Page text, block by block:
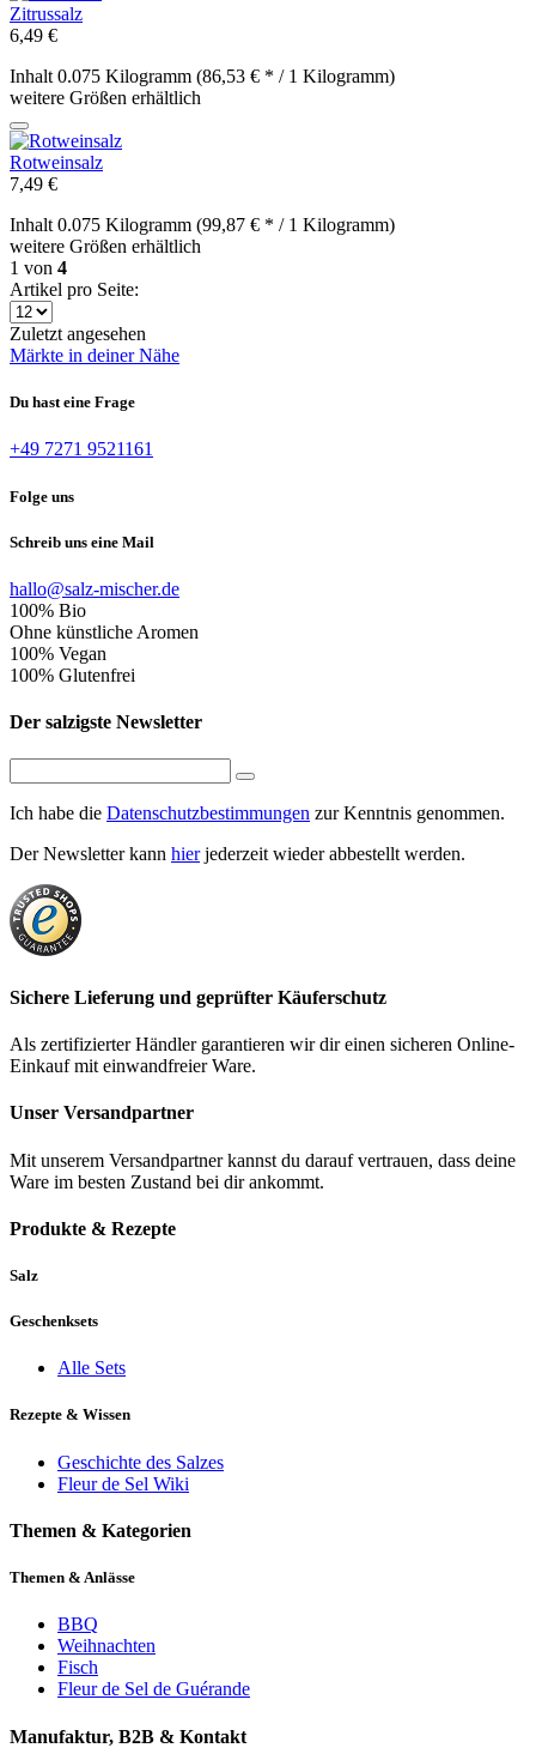
Zitrussalz
6,49 €
Inhalt 0.075 Kilogramm (86,53 € * / 1 Kilogramm)
weitere Größen erhältlich
Rotweinsalz
7,49 €
Inhalt 0.075 Kilogramm (99,87 € * / 1 Kilogramm)
weitere Größen erhältlich
1 von 4
Artikel pro Seite:
Zuletzt angesehen
Märkte in deiner Nähe
Du hast eine Frage
+49 7271 9521161
Folge uns
Schreib uns eine Mail
hallo@salz-mischer.de
100% Bio
Ohne künstliche Aromen
100% Vegan
100% Glutenfrei
Der salzigste Newsletter
Ich habe die Datenschutzbestimmungen zur Kenntnis genommen.
Der Newsletter kann hierjederzeit wieder abbestellt werden.
Sichere Lieferung und geprüfter Käuferschutz
Als zertifizierter Händler garantieren wir dir einen sicheren Online-
Einkauf mit einwandfreier Ware.
Unser Versandpartner
Mit unserem Versandpartner kannst du darauf vertrauen, dass deine
Ware im besten Zustand bei dir ankommt.
Produkte & Rezepte
Salz
Geschenksets
Alle Sets
Rezepte & Wissen
Geschichte des Salzes
Fleur de Sel Wiki
Themen & Kategorien
Themen & Anlässe
BBQ
Weihnachten
Fisch
Fleur de Sel de Guérande
Manufaktur, B2B & Kontakt